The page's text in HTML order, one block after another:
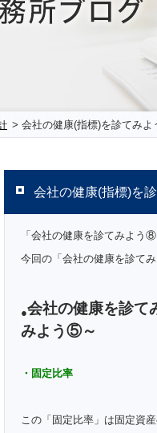
> 会社の健康(指標)を診てみ
会社の健康(指標)を
「会社の健康を診てみよう
今回の「会社の健康を診て
●会社の健康を診て
みよう⑤～
・固定比率
この「固定比率」は固定資